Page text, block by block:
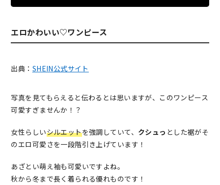
エロかわいい♡ワンピース
出典： SHEIN公式サイト
写真を見てもらえると伝わるとは思いますが、このワンピース
可愛すぎませんか！？
女性らしいシルエットを強調していて、 クシュっ とした裾がそ
のエロ可愛さを一段階引き上げています！
あざとい萌え袖も可愛いですよね。
秋から冬まで長く着られる優れものです！